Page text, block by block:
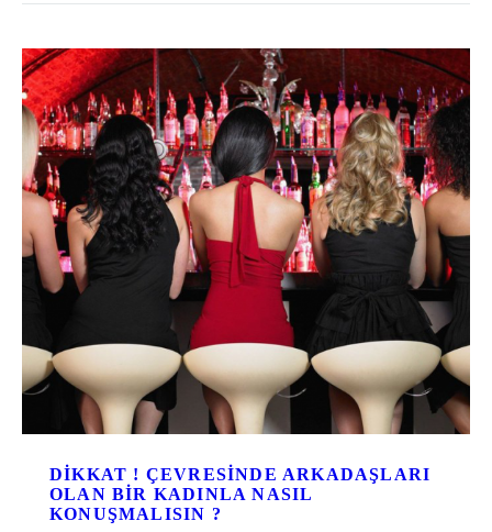
DIKKAT ! ÇEVRESINDE ARKADAŞLARI
OLAN BIR KADINLA NASIL
KONUŞMALISIN ?